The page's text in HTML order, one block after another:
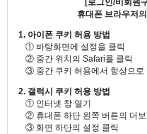
[로그인/비회원
휴대폰 브라우저
1. 아이폰 쿠키 허용 방법
① 바탕화면에 설정을 클릭
② 중간 위치의 Safari를 클릭
③ 중간 쿠키 허용에서 항상으로
2. 갤럭시 쿠키 허용 방법
① 인터넷 창 열기
② 휴대폰 하단 왼쪽 버튼의 더
③ 화면 하단의 설정 클릭